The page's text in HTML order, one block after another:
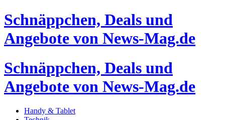
Schnäppchen, Deals und
Angebote von News-Mag.de
Schnäppchen, Deals und
Angebote von News-Mag.de
Handy & Tablet